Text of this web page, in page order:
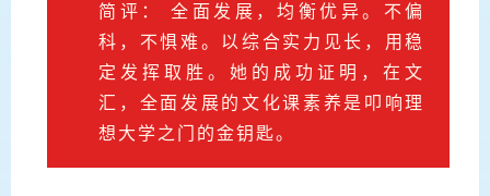
简评： 全面发展，均衡优异。不偏
科，不惧难。以综合实力见长，用稳
定发挥取胜。她的成功证明，在文
汇，全面发展的文化课素养是叩响理
想大学之门的金钥匙。